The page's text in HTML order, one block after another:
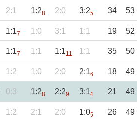
2:1 1:28 2:0 3:25 34 53
1:17 1:0 3:1 1:1 19 52
1:17 1:1 1:111 1:1 35 50
1:2 1:0 2:0 2:16 18 49
0:3 1:28 2:29 3:14 21 49
1:2 2:1 2:0 1:05 26 49